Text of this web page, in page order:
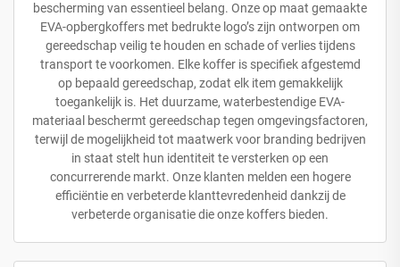
bescherming van essentieel belang. Onze op maat gemaakte
EVA-opbergkoffers met bedrukte logo’s zijn ontworpen om
gereedschap veilig te houden en schade of verlies tijdens
transport te voorkomen. Elke koffer is specifiek afgestemd
op bepaald gereedschap, zodat elk item gemakkelijk
toegankelijk is. Het duurzame, waterbestendige EVA-
materiaal beschermt gereedschap tegen omgevingsfactoren,
terwijl de mogelijkheid tot maatwerk voor branding bedrijven
in staat stelt hun identiteit te versterken op een
concurrerende markt. Onze klanten melden een hogere
efficiëntie en verbeterde klanttevredenheid dankzij de
verbeterde organisatie die onze koffers bieden.